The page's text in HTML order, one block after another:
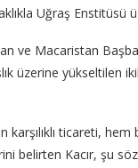
Uğraş
ve Macaristan
üzerine yükseltilen
karşılıklı ticareti,
belirten Kacır, şu